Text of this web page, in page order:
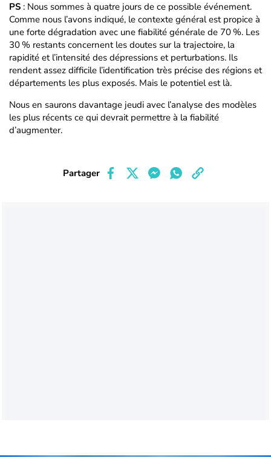
PS : Nous sommes à quatre jours de ce possible événement.
Comme nous l’avons indiqué, le contexte général est propice à
une forte dégradation avec une fiabilité générale de 70 %. Les
30 % restants concernent les doutes sur la trajectoire, la
rapidité et l’intensité des dépressions et perturbations. Ils
rendent assez difficile l’identification très précise des régions et
départements les plus exposés. Mais le potentiel est là.
Nous en saurons davantage jeudi avec l’analyse des modèles
les plus récents ce qui devrait permettre à la fiabilité
d’augmenter.
Partager